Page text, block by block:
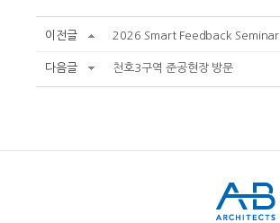
이전글 2026 Smart Feedback Seminar
다음글 천호3구역 준공현장 방문